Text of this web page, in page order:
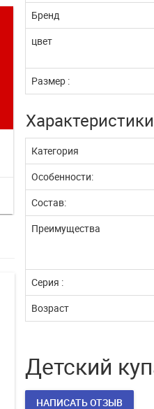
Временно не
Уважаемые покупатели! В
переоформлением
электронные платежи через
Бренд
цвет
Размер :
Характеристики
Категория
Особенности:
Состав:
Преимущества
Серия :
Возраст
Детский
НАПИСАТЬ ОТЗЫВ